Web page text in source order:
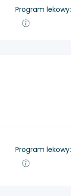
Program lekowy:
Program lekowy: